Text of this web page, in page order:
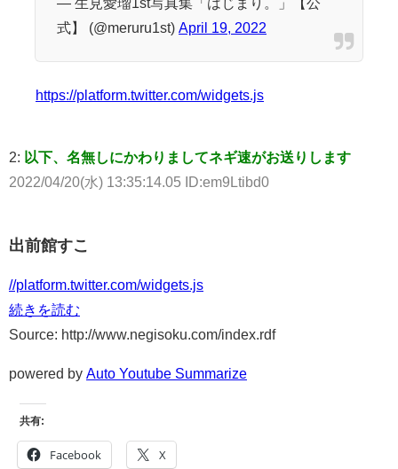
— 生見愛瑠1st写真集「はじまり。」【公
式】 (@meruru1st) April 19, 2022
https://platform.twitter.com/widgets.js
2: 以下、名無しにかわりましてネギ速がお送りします
2022/04/20(水) 13:35:14.05 ID:em9Ltibd0
出前館すこ
//platform.twitter.com/widgets.js
続きを読む
Source: http://www.negisoku.com/index.rdf
powered by Auto Youtube Summarize
共有:
Facebook X